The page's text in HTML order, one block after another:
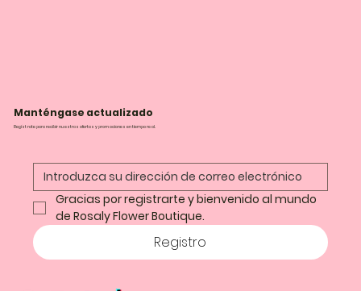
Manténgase actualizado
Regístrate para recibir nuestras ofertas y promociones en tiempo real.
Gracias por registrarte y bienvenido al mundo
de Rosaly Flower Boutique.
Registro